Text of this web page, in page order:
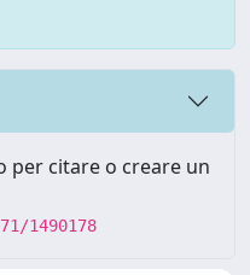
per citare o creare un
1490178